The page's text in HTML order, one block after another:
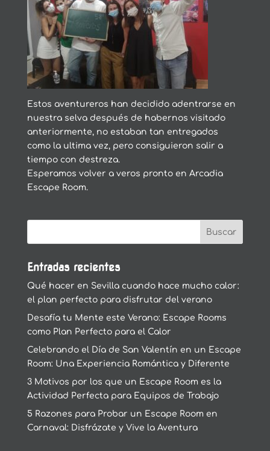
Estos aventureros han decidido adentrarse en
nuestra selva después de habernos visitado
anteriormente, no estaban tan entregados
como la ultima vez, pero consiguieron salir a
tiempo con destreza.
Esperamos volver a veros pronto en Arcadia
Escape Room.
Entradas recientes
Qué hacer en Sevilla cuando hace mucho calor:
el plan perfecto para disfrutar del verano
Desafía tu Mente este Verano: Escape Rooms
como Plan Perfecto para el Calor
Celebrando el Día de San Valentín en un Escape
Room: Una Experiencia Romántica y Diferente
3 Motivos por los que un Escape Room es la
Actividad Perfecta para Equipos de Trabajo
5 Razones para Probar un Escape Room en
Carnaval: Disfrázate y Vive la Aventura